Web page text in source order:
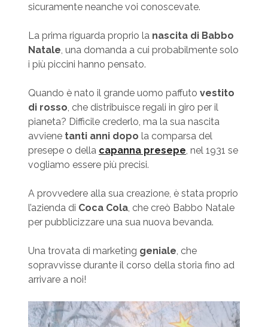
sicuramente neanche voi conoscevate.
La prima riguarda proprio la nascita di Babbo
Natale, una domanda a cui probabilmente solo
i più piccini hanno pensato.
Quando è nato il grande uomo paffuto vestito
di rosso, che distribuisce regali in giro per il
pianeta? Difficile crederlo, ma la sua nascita
avviene tanti anni dopo la comparsa del
presepe o della capanna presepe, nel 1931 se
vogliamo essere più precisi.
A provvedere alla sua creazione, è stata proprio
l’azienda di Coca Cola, che creò Babbo Natale
per pubblicizzare una sua nuova bevanda.
Una trovata di marketing geniale, che
sopravvisse durante il corso della storia fino ad
arrivare a noi!